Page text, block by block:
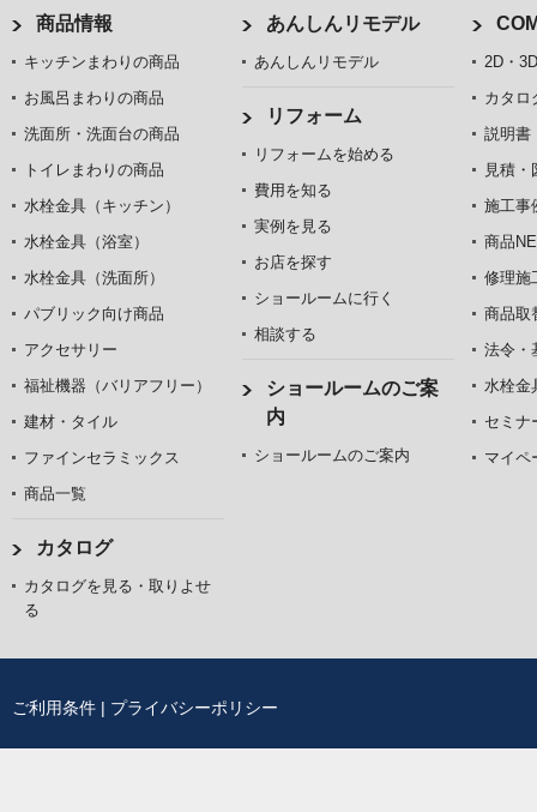
商品情報
キッチンまわりの商品
お風呂まわりの商品
洗面所・洗面台の商品
トイレまわりの商品
水栓金具（キッチン）
水栓金具（浴室）
水栓金具（洗面所）
パブリック向け商品
アクセサリー
福祉機器（バリアフリー）
建材・タイル
ファインセラミックス
商品一覧
カタログ
カタログを見る・取りよせ
る
あんしんリモデル
あんしんリモデル
リフォーム
リフォームを始める
費用を知る
実例を見る
お店を探す
ショールームに行く
相談する
ショールームのご案
内
ショールームのご案内
2D・
カタロ
説明書
見積・
施工事
商品
修理施
商品取
法令・
水栓金
セミナ
マイペ
ご利用条件 | プライバシーポリシー